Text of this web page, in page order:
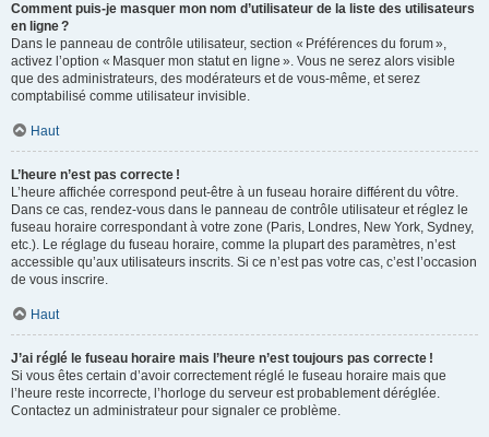
Comment puis-je masquer mon nom d’utilisateur de la liste des utilisateurs
en ligne ?
Dans le panneau de contrôle utilisateur, section « Préférences du forum »,
activez l’option « Masquer mon statut en ligne ». Vous ne serez alors visible
que des administrateurs, des modérateurs et de vous-même, et serez
comptabilisé comme utilisateur invisible.
Haut
L’heure n’est pas correcte !
L’heure affichée correspond peut-être à un fuseau horaire différent du vôtre.
Dans ce cas, rendez-vous dans le panneau de contrôle utilisateur et réglez le
fuseau horaire correspondant à votre zone (Paris, Londres, New York, Sydney,
etc.). Le réglage du fuseau horaire, comme la plupart des paramètres, n’est
accessible qu’aux utilisateurs inscrits. Si ce n’est pas votre cas, c’est l’occasion
de vous inscrire.
Haut
J’ai réglé le fuseau horaire mais l’heure n’est toujours pas correcte !
Si vous êtes certain d’avoir correctement réglé le fuseau horaire mais que
l’heure reste incorrecte, l’horloge du serveur est probablement déréglée.
Contactez un administrateur pour signaler ce problème.